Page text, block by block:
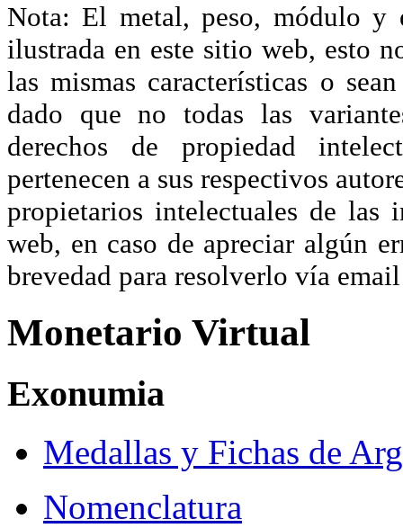
Nota: El metal, peso, módulo y
ilustrada en este sitio web, esto
las mismas características o
dado que no todas las
derechos de propiedad
pertenecen a sus respectivos
propietarios intelectuales de las
web, en caso de apreciar algún
brevedad para resolverlo vía
Monetario Virtual
Exonumia
Medallas y Fichas de
Nomenclatura